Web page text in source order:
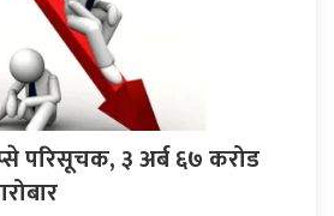
परिसूचक, ३ अर्ब ६७ करोड